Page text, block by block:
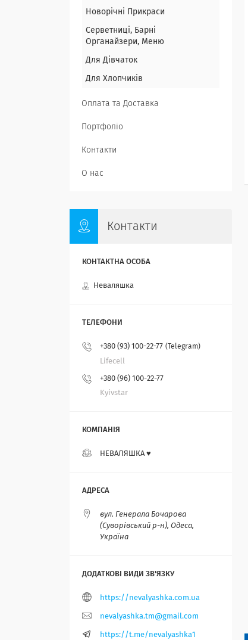
Новорічні Прикраси
Серветниці, Барні
Органайзери, Меню
Для Дівчаток
Для Хлопчиків
Оплата та Доставка
Портфоліо
Контакти
О нас
Контакти
Неваляшка
+380 (93) 100-22-77 Telegram
Lifecell
+380 (96) 100-22-77
Kyivstar
НЕВАЛЯШКА ♥️
вул. Генерала Бочарова
(Суворівський р-н), Одеса,
Україна
https://nevalyashka.com.ua
nevalyashka.tm@gmail.com
https://t.me/nevalyashka1